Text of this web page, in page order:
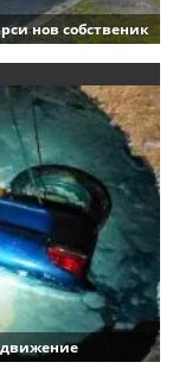
нов собственик
движение